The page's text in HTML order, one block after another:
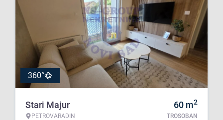
360°
Stari Majur
PETROVARADIN
60 m2
TROSOBAN